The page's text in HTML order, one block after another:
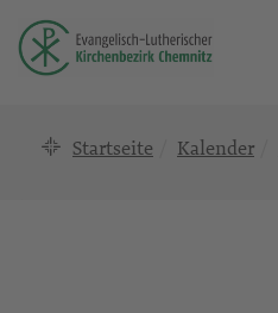
Startseite Kalender